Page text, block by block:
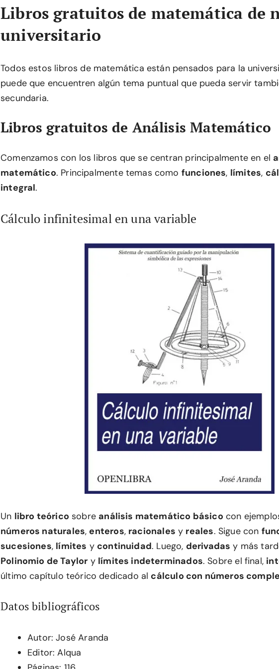
Libros gratuitos de matemática de
universitario
Todos estos libros de matemática están pensados para la
puede que encuentren algún tema puntual que pueda servir
secundaria.
Libros gratuitos de Análisis Matemático
Comenzamos con los libros que se centran principalmente en el
matemático. Principalmente temas como funciones, límites,
integral.
Cálculo infinitesimal en una variable
Un libro teórico sobre análisis matemático básico con
números naturales, enteros, racionales y reales. Sigue con
sucesiones, límites y continuidad. Luego, derivadas y más
Polinomio de Taylor y límites indeterminados. Sobre el final,
último capítulo teórico dedicado al cálculo con números
Datos bibliográficos
Autor: José Aranda
Editor: Alqua